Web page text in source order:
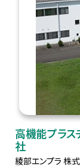
高機能プラ
社
綾部エンプラ 株